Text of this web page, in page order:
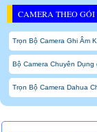
CAMERA THEO GÓI
Trọn Bộ Camera Ghi Âm
Bộ Camera Chuyên Dụng
Trọn Bộ Camera Dahua